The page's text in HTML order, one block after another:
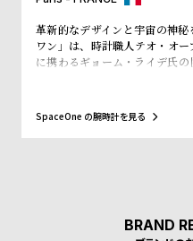
革新的なデザインと宇宙の神
ワン」は、時計職人テオ・オ
に携わるギョーム・ライデ氏
ウドファンディングから始ま
め、今や独立系ブランドの旗手
も「TELLURIUM」コレクショ
的に再現した天体時計で、芸
R」コレクションは、ジャンピ
SpaceOne の腕時計を見る
BRAND